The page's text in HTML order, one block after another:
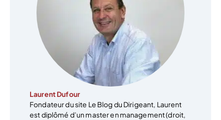
Laurent Dufour
Fondateur du site Le Blog du Dirigeant, Laurent
est diplômé d’un master en management (droit,